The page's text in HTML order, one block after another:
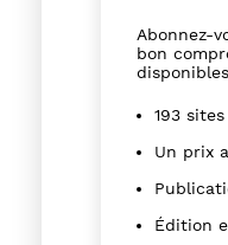
Abonnez-
bon
193
Un prix
Édition